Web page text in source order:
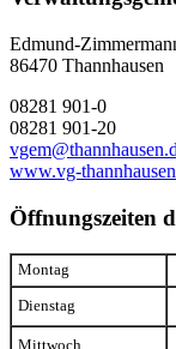
Edmund-
86470 Thannhausen
08281 901-0
08281 901-20
www.vg-
Öffnungszeiten
Montag
Dienstag